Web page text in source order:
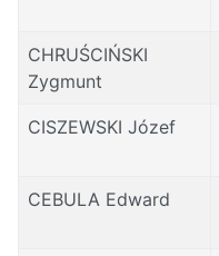
CHRUŚCIŃSKI
Zygmunt
CISZEWSKI Józef
CEBULA Edward